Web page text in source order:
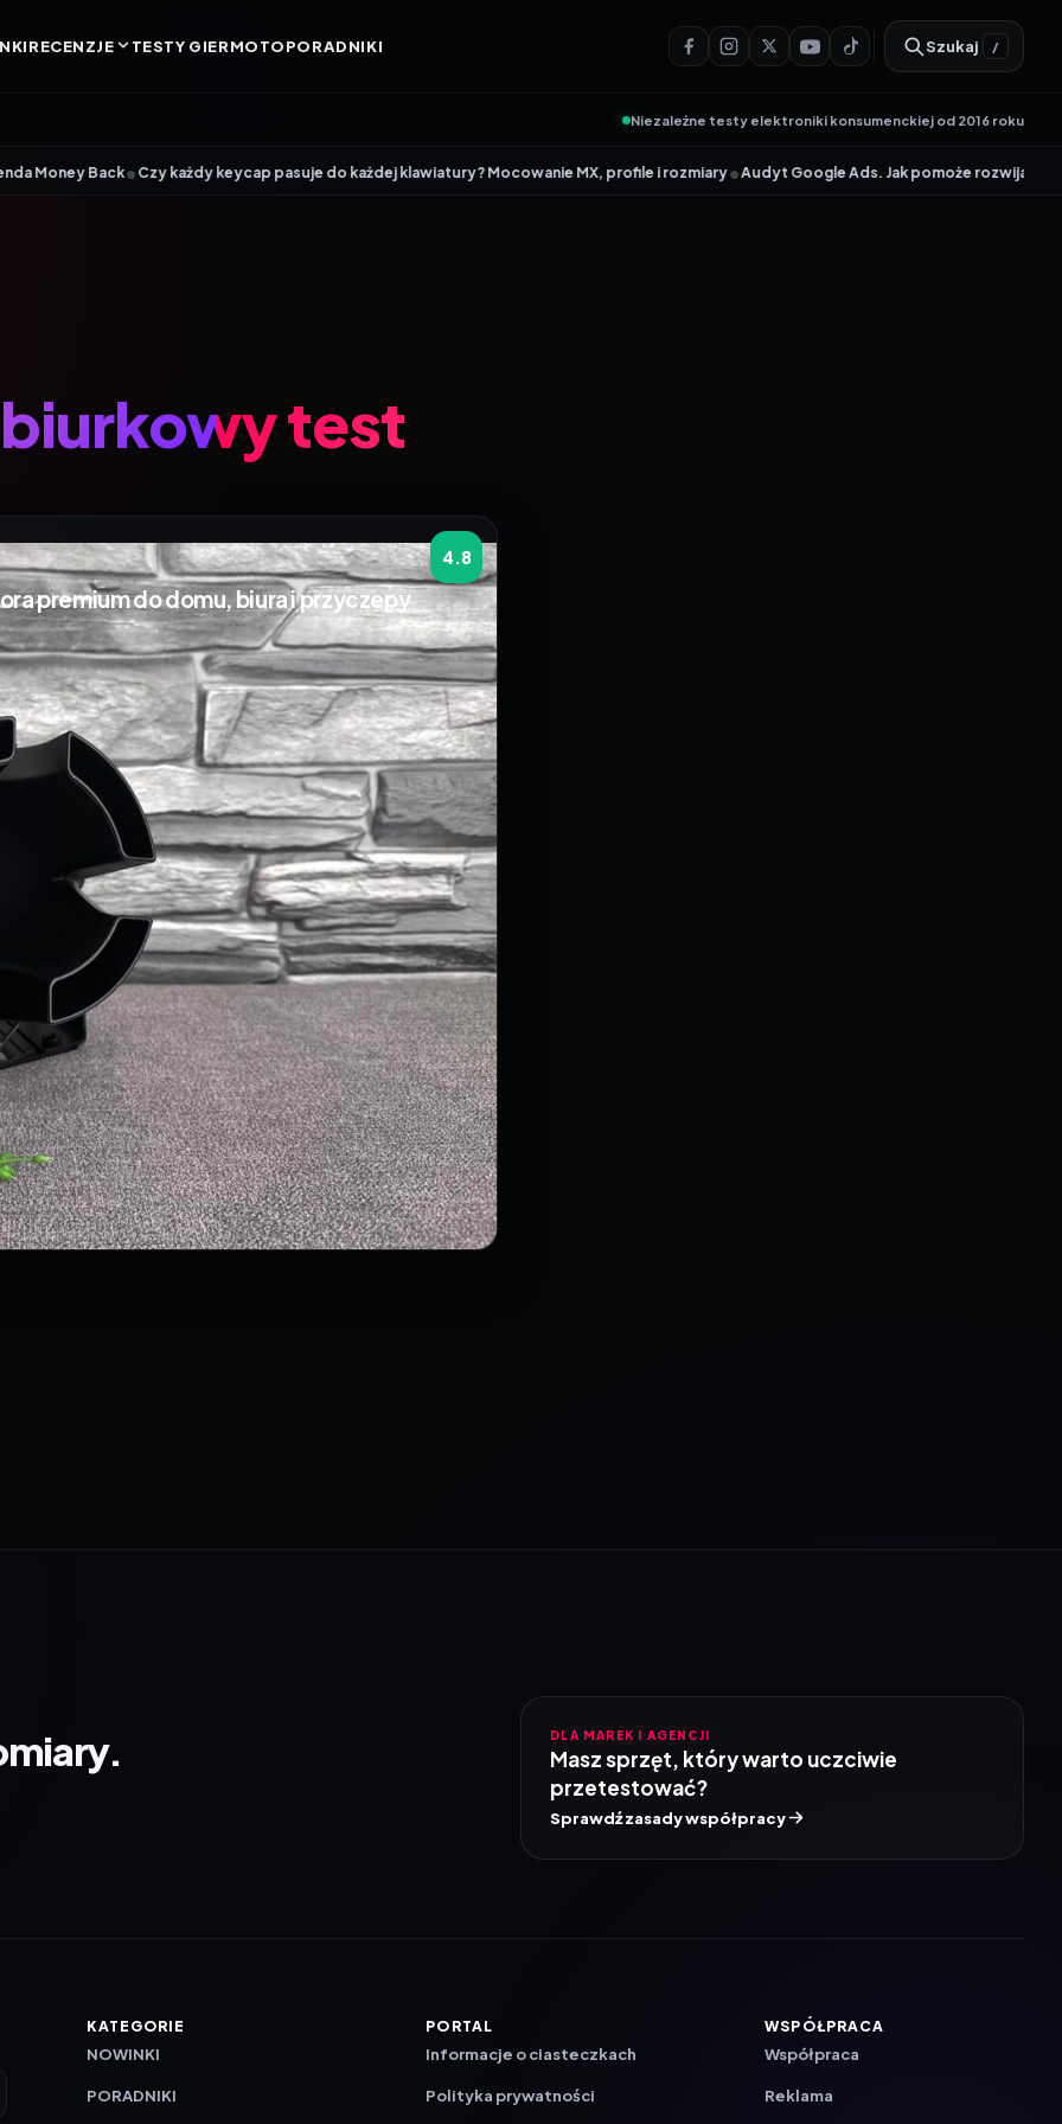
RECENZJE TESTY GIERMOTOPORADNIKI Szukaj /
Niezależne testy elektroniki konsumenckiej od 2016 roku
Back•Czy każdy keycap pasuje do każdej klawiatury? Mocowanie MX, profile i rozmiary•Audyt Google Ads. Jak pomoże rozwijać biznes?•
test
4.8
premium do domu, biura i przyczepy
DLA MAREK I AGENCJI
Masz sprzęt, który warto uczciwie
przetestować?
Sprawdź zasady współpracy
KATEGORIE
NOWINKI
PORADNIKI
PORTAL
Informacje o ciasteczkach
Polityka prywatności
WSPÓŁPRACA
Współpraca
Reklama